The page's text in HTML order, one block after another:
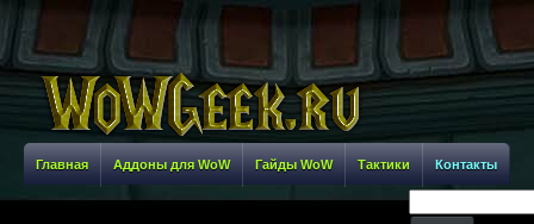
Главная Аддоны для WoW Гайды WoW Тактики Контакты